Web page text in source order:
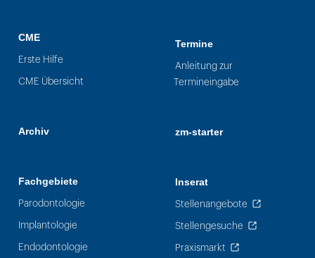
CME
Erste Hilfe
CME Übersicht
Archiv
Fachgebiete
Parodontologie
Implantologie
Endodontologie
Termine
Anleitung zur
Termineingabe
zm-starter
Inserat
Stellenangebote
Stellengesuche
Praxismarkt